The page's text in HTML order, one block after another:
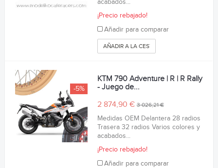
acabados...
¡Precio rebajado!
Añadir para comparar
AÑADIR A LA CESTA
-5%
KTM 790 Adventure | R | R Rally
- Juego de...
2 874,90 €3 026,21 €
Medidas OEM Delantera 28 radios
Trasera 32 radios Varios colores y
acabados...
¡Precio rebajado!
Añadir para comparar